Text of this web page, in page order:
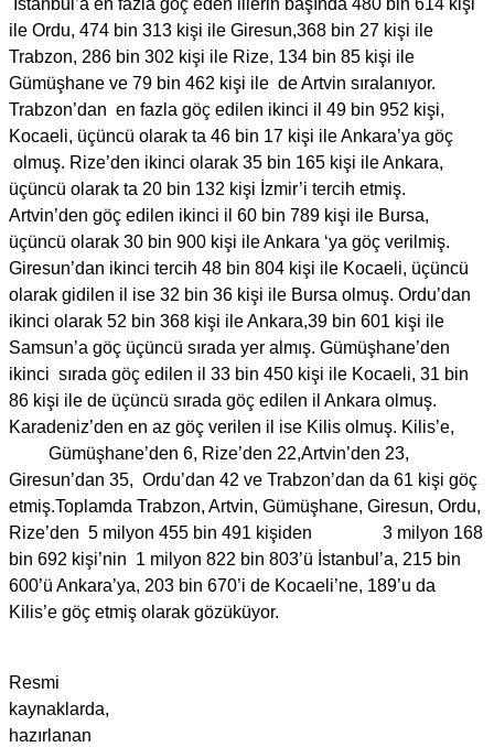
İstanbul’a en fazla göç eden illerin başında 480 bin 614 kişi
ile Ordu, 474 bin 313 kişi ile Giresun,368 bin 27 kişi ile
Trabzon, 286 bin 302 kişi ile Rize, 134 bin 85 kişi ile
Gümüşhane ve 79 bin 462 kişi ile de Artvin sıralanıyor.
Trabzon’dan en fazla göç edilen ikinci il 49 bin 952 kişi,
Kocaeli, üçüncü olarak ta 46 bin 17 kişi ile Ankara’ya göç
olmuş. Rize’den ikinci olarak 35 bin 165 kişi ile Ankara,
üçüncü olarak ta 20 bin 132 kişi İzmir’i tercih etmiş.
Artvin’den göç edilen ikinci il 60 bin 789 kişi ile Bursa,
üçüncü olarak 30 bin 900 kişi ile Ankara ‘ya göç verilmiş.
Giresun’dan ikinci tercih 48 bin 804 kişi ile Kocaeli, üçüncü
olarak gidilen il ise 32 bin 36 kişi ile Bursa olmuş. Ordu’dan
ikinci olarak 52 bin 368 kişi ile Ankara,39 bin 601 kişi ile
Samsun’a göç üçüncü sırada yer almış. Gümüşhane’den
ikinci sırada göç edilen il 33 bin 450 kişi ile Kocaeli, 31 bin
86 kişi ile de üçüncü sırada göç edilen il Ankara olmuş.
Karadeniz’den en az göç verilen il ise Kilis olmuş. Kilis’e,
Gümüşhane’den 6, Rize’den 22,Artvin’den 23,
Giresun’dan 35, Ordu’dan 42 ve Trabzon’dan da 61 kişi göç
etmiş.Toplamda Trabzon, Artvin, Gümüşhane, Giresun, Ordu,
Rize’den 5 milyon 455 bin 491 kişiden 3 milyon 168
bin 692 kişi’nin 1 milyon 822 bin 803’ü İstanbul’a, 215 bin
600’ü Ankara’ya, 203 bin 670’i de Kocaeli’ne, 189’u da
Kilis’e göç etmiş olarak gözüküyor.
Resmi
kaynaklarda,
hazırlanan